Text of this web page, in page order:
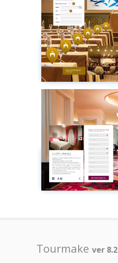
提前預訂
Plugin
HOTEL/B&B
Plugin
Tourmake ver 8.2